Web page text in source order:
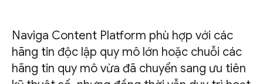
Naviga Content Platform phù hợp với các
hãng tin độc lập quy mô lớn hoặc chuỗi các
hãng tin quy mô vừa đã chuyển sang ưu tiên